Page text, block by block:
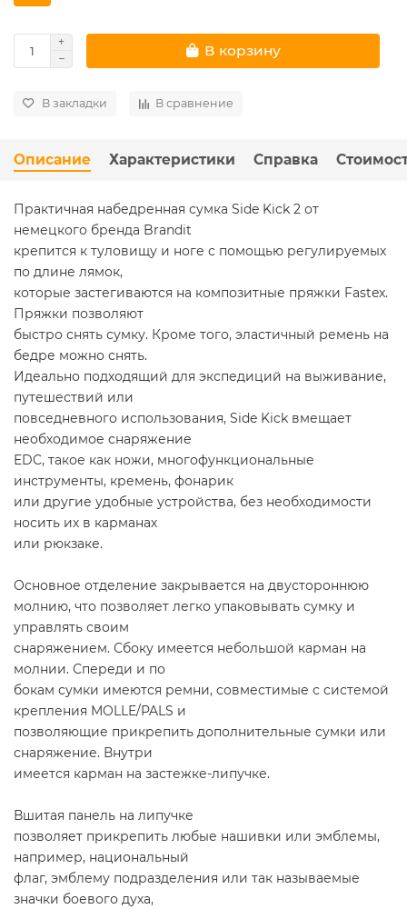
В корзину
В закладки В сравнение
Описание Характеристики Справка
Практичная набедренная сумка Side Kick 2 от
немецкого бренда Brandit
крепится к туловищу и ноге с помощью регулируемых
по длине лямок,
которые застегиваются на композитные пряжки Fastex.
Пряжки позволяют
быстро снять сумку. Кроме того, эластичный ремень на
бедре можно снять.
Идеально подходящий для экспедиций на выживание,
путешествий или
повседневного использования, Side Kick вмещает
необходимое снаряжение
EDC, такое как ножи, многофункциональные
инструменты, кремень, фонарик
или другие удобные устройства, без необходимости
носить их в карманах
или рюкзаке.
Основное отделение закрывается на двустороннюю
молнию, что позволяет легко упаковывать сумку и
управлять своим
снаряжением. Сбоку имеется небольшой карман на
молнии. Спереди и по
бокам сумки имеются ремни, совместимые с системой
крепления MOLLE/PALS и
позволяющие прикрепить дополнительные сумки или
снаряжение. Внутри
имеется карман на застежке-липучке.
Вшитая панель на липучке
позволяет прикрепить любые нашивки или эмблемы,
например, национальный
флаг, эмблему подразделения или так называемые
значки боевого духа,